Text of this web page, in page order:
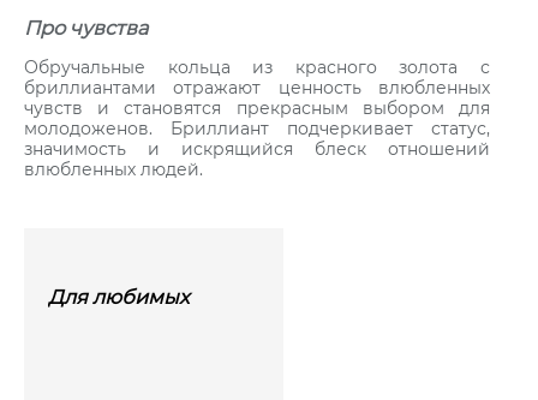
Про чувства
Обручальные кольца из красного золота с
бриллиантами отражают ценность влюбленных
чувств и становятся прекрасным выбором для
молодоженов. Бриллиант подчеркивает статус,
значимость и искрящийся блеск отношений
влюбленных людей.
Для любимых